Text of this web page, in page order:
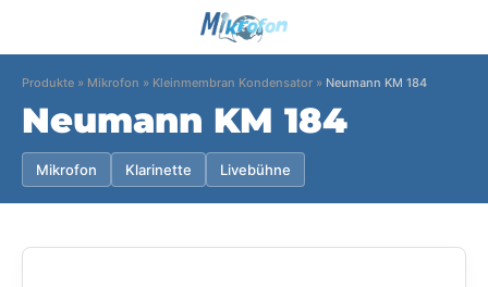
Produkte » Mikrofon » Kleinmembran Kondensator » Neumann KM 184
Neumann KM 184
Mikrofon Klarinette Livebühne